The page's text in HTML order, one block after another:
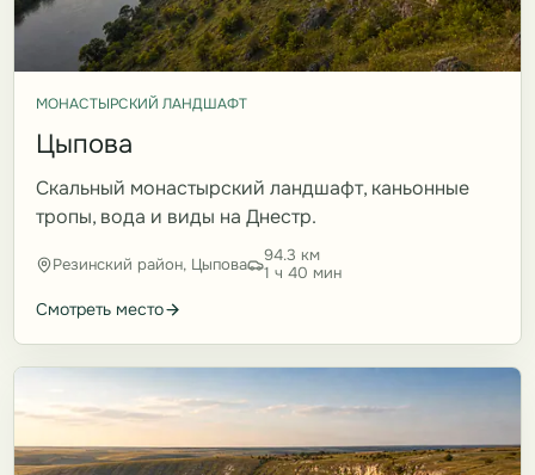
МОНАСТЫРСКИЙ ЛАНДШАФТ
Цыпова
Скальный монастырский ландшафт, каньонные
тропы, вода и виды на Днестр.
Резинский район, Цыпова
94.3 км
1 ч 40 мин
Смотреть место